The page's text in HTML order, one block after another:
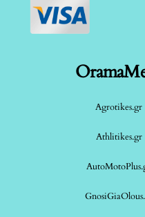
Agrotikes.gr
Athlitikes.gr